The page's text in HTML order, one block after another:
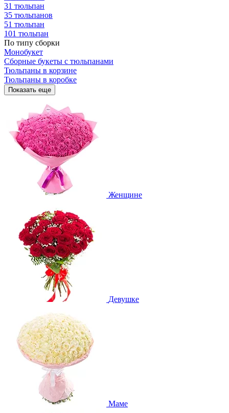
31 тюльпан
35 тюльпанов
51 тюльпан
101 тюльпан
По типу сборки
Монобукет
Сборные букеты с тюльпанами
Тюльпаны в корзине
Тюльпаны в коробке
Показать еще
Женщине
Девушке
Маме